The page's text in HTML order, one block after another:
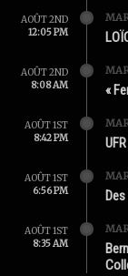
AOÛT 2ND
12:05 PM
AOÛT 2ND
8:08 AM
«
AOÛT 1ST
8:42 PM
AOÛT 1ST
6:56 PM
AOÛT 1ST
8:35 AM